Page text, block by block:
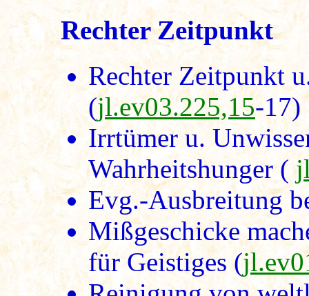
Rechter Zeitpunkt
Rechter Zeitpunkt
(jl.ev03.225,15-17)
Irrtümer u.
Wahrheitshunger (
Evg.-Ausbreitung
Mißgeschicke
für Geistiges (